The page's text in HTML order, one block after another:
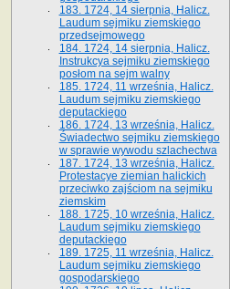
183. 1724, 14 sierpnia, Halicz.
Laudum sejmiku ziemskiego
przedsejmowego
184. 1724, 14 sierpnia, Halicz.
Instrukcya sejmiku ziemskiego
posłom na sejm walny
185. 1724, 11 września, Halicz.
Laudum sejmiku ziemskiego
deputackiego
186. 1724, 13 września, Halicz.
Świadectwo sejmiku ziemskiego
w sprawie wywodu szlachectwa
187. 1724, 13 września, Halicz.
Protestacye ziemian halickich
przeciwko zajściom na sejmiku
ziemskim
188. 1725, 10 września, Halicz.
Laudum sejmiku ziemskiego
deputackiego
189. 1725, 11 września, Halicz.
Laudum sejmiku ziemskiego
gospodarskiego